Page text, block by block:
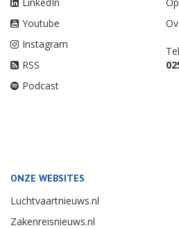
Youtube
Instagram
RSS
Podcast
ONZE WEBSITES
Luchtvaartnieuws.nl
Zakenreisnieuws.nl